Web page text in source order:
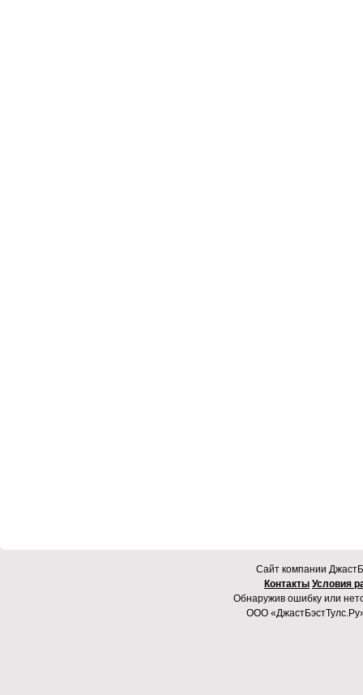
Cайт компании
Контакты Условия
Обнаружив ошибку или
ООО